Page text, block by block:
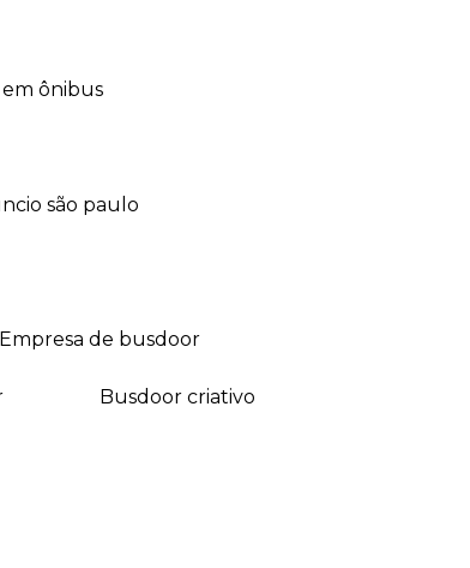
em ônibus
são paulo
empresa de busdoor
busdoor criativo